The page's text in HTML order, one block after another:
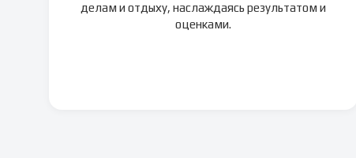
делам и отдыху, наслаждаясь результатом и
оценками.